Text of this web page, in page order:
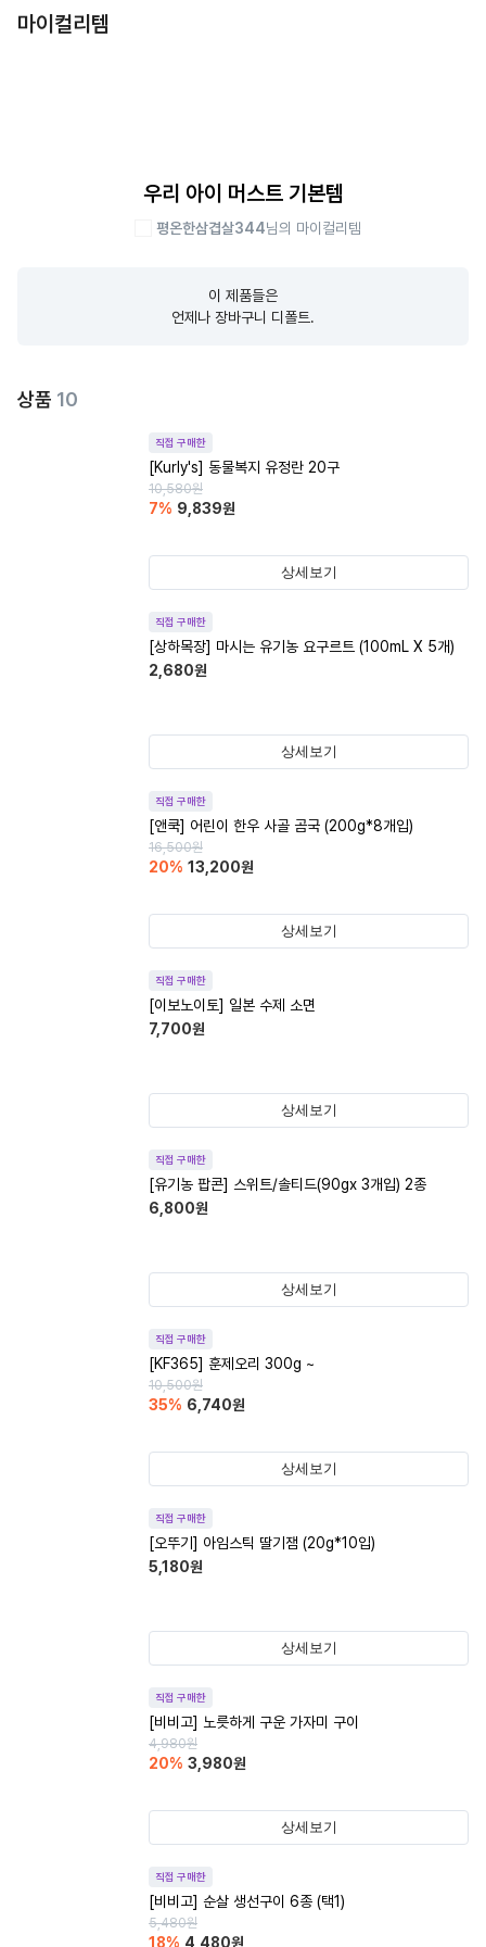
마이컬리템
우리 아이 머스트 기본템
평온한삼겹살344님의 마이컬리템
이 제품들은
언제나 장바구니 디폴트.
상품 10
직접 구매한
[Kurly's] 동물복지 유정란 20구
10,580원
7% 9,839원
상세보기
직접 구매한
[상하목장] 마시는 유기농 요구르트 (100mL X 5개)
2,680원
상세보기
직접 구매한
[앤쿡] 어린이 한우 사골 곰국 (200g*8개입)
16,500원
20% 13,200원
상세보기
직접 구매한
[이보노이토] 일본 수제 소면
7,700원
상세보기
직접 구매한
[유기농 팝콘] 스위트/솔티드(90gx 3개입) 2종
6,800원
상세보기
직접 구매한
[KF365] 훈제오리 300g ~
10,500원
35% 6,740원
상세보기
직접 구매한
[오뚜기] 아임스틱 딸기잼 (20g*10입)
5,180원
상세보기
직접 구매한
[비비고] 노릇하게 구운 가자미 구이
4,980원
20% 3,980원
상세보기
직접 구매한
[비비고] 순살 생선구이 6종 (택1)
5,480원
18% 4,480원